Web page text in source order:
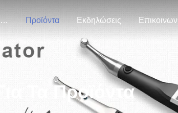
Σχετικά Με Εμάς Προϊόντα Εκδηλώσεις
Τα Προϊόντα